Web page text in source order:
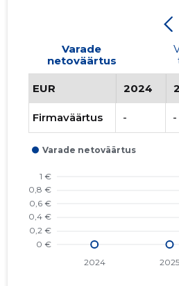
Varade
netoväärtus
EUR 2024
Firmaväärtus - -